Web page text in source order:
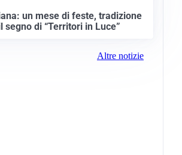
un mese di feste, tradizione
segno di “Territori in Luce”
Altre notizie